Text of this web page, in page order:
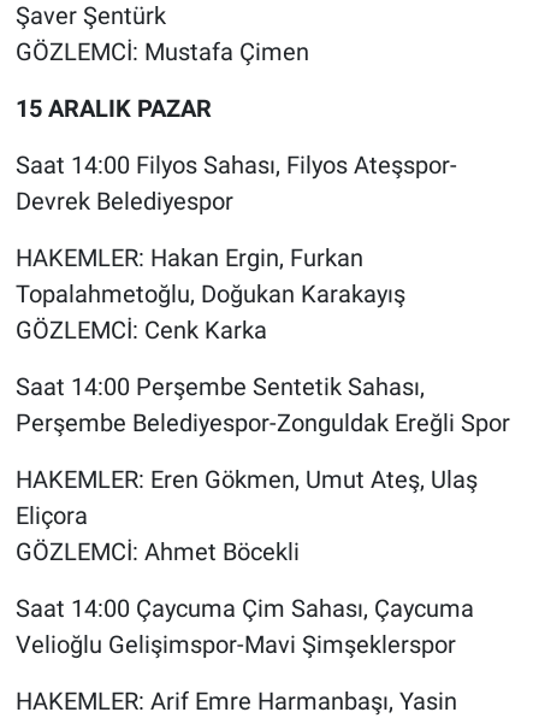
Şaver Şentürk
GÖZLEMCİ: Mustafa Çimen
15 ARALIK PAZAR
Saat 14:00 Filyos Sahası, Filyos Ateşspor-
Devrek Belediyespor
HAKEMLER: Hakan Ergin, Furkan
Topalahmetoğlu, Doğukan Karakayış
GÖZLEMCİ: Cenk Karka
Saat 14:00 Perşembe Sentetik Sahası,
Perşembe Belediyespor-Zonguldak Ereğli Spor
HAKEMLER: Eren Gökmen, Umut Ateş, Ulaş
Eliçora
GÖZLEMCİ: Ahmet Böcekli
Saat 14:00 Çaycuma Çim Sahası, Çaycuma
Velioğlu Gelişimspor-Mavi Şimşeklerspor
HAKEMLER: Arif Emre Harmanbaşı, Yasin